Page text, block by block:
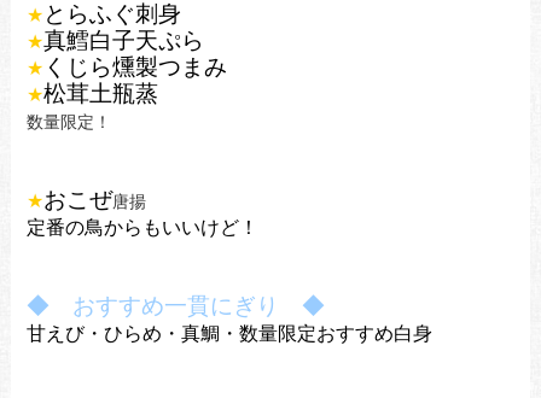
★ とらふぐ刺身
★真鱈白子天ぷら
★ くじら燻製つまみ
★松茸土瓶蒸
数量限定！
★おこぜ唐揚
定番の鳥からもいいけど！
◆ おすすめ一貫にぎり ◆
甘えび・ひらめ・真鯛・ 数量限定おすすめ白身